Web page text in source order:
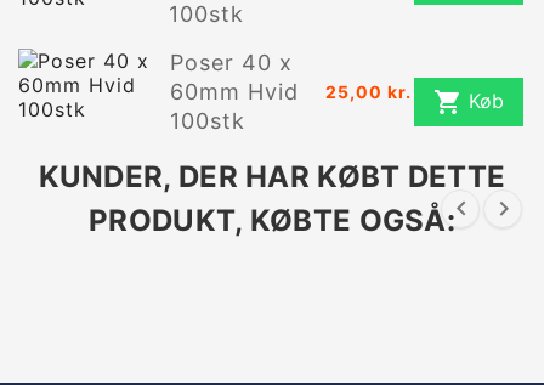
100stk
Poser 40 x
60mm Hvid
100stk
25,00 kr.  Køb
KUNDER, DER HAR KØBT DETTE
PRODUKT, KØBTE OGSÅ: 